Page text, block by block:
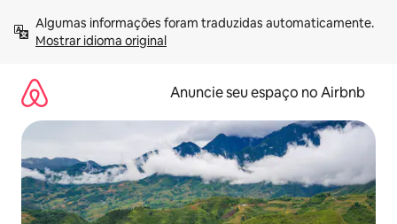
para
Mostrar idioma original
Anuncie seu espaço no Airbnb